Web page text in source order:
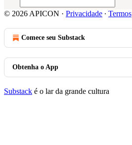
© 2026 APICON · Privacidade ∙ Termos
Comece seu Substack
Obtenha o App
Substack é o lar da grande cultura